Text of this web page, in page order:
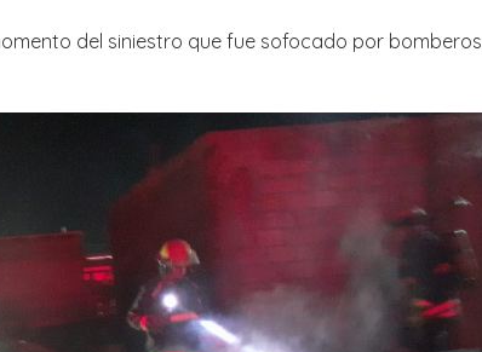
del siniestro que fue sofocado por bomberos